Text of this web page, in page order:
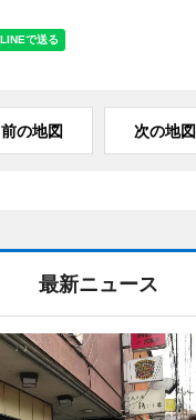
前の地図 次の地図
最新ニュース